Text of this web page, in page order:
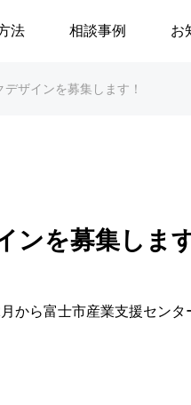
法 相談事例 お
デザインを募集します！
ンを募集しま
から富士市産業支援センタ